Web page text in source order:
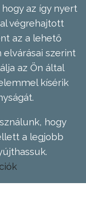
az így nyert
végrehajtott
az a lehető
szerint
az Ön által
kísérik
hogy
a legjobb